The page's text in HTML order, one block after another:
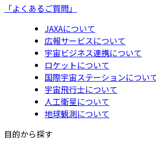
「よくあるご質問」
JAXAについて
広報サービスについて
宇宙ビジネス連携について
ロケットについて
国際宇宙ステーションについ
宇宙飛行士について
人工衛星について
地球観測について
目的から探す